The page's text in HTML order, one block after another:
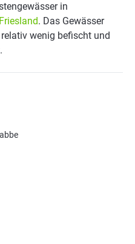
in
. Das Gewässer
wenig befischt und